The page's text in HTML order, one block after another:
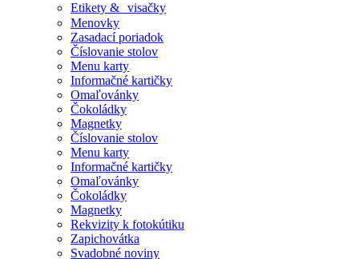
Etikety & visačky
Menovky
Zasadací poriadok
Číslovanie stolov
Menu karty
Informačné kartičky
Omaľovánky
Čokoládky
Magnetky
Číslovanie stolov
Menu karty
Informačné kartičky
Omaľovánky
Čokoládky
Magnetky
Rekvizity k fotokútiku
Zapichovátka
Svadobné noviny